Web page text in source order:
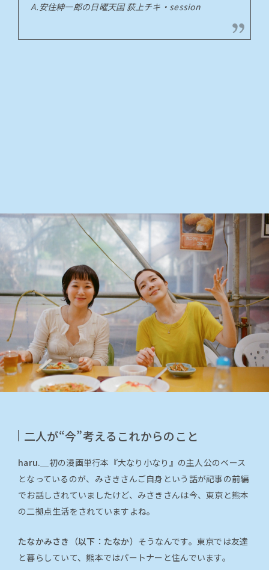
A.安住紳一郎の日曜天国 荻上チキ・session
二人が“今”考えるこれからのこと
haru.＿ 初の漫画単行本『大なり小なり』の主人公のベース
となっているのが、みさきさんご自身という話が記事の前編
でお話しされていましたけど、みさきさんは今、東京と熊本
の二拠点生活をされていますよね。
たなかみさき（以下：たなか） そうなんです。東京では友達
と暮らしていて、熊本ではパートナーと住んでいます。